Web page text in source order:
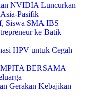
NVIDIA Luncurkan
Pasifik
Siswa SMA IBS
ke Batik
HPV untuk Cegah
BERSAMA
Gerakan Kebajikan